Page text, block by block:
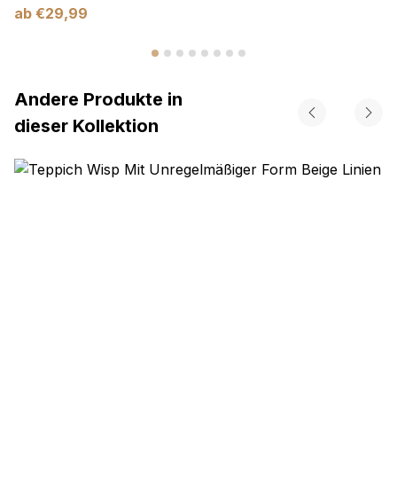
ab €29,99
Andere Produkte in
dieser Kollektion